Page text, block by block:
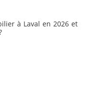
à Laval en 2026 et